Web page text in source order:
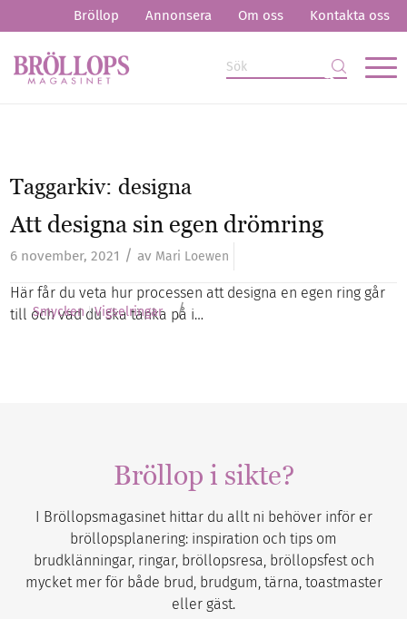
Bröllop Annonsera Om oss Kontakta oss
Taggarkiv:designa
Att designa sin egen drömring
6 november, 2021 / av Mari Loewen
Här får du veta hur processen att designa en egen ring går
till och vad du ska tänka på i…
Smycken Vigselringar /
Bröllop i sikte?
I Bröllopsmagasinet hittar du allt ni behöver inför er
bröllopsplanering: inspiration och tips om
brudklänningar, ringar, bröllopsresa, bröllopsfest och
mycket mer för både brud, brudgum, tärna, toastmaster
eller gäst.